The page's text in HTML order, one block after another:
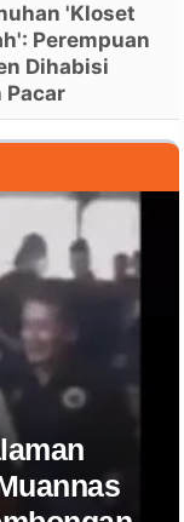
'Kloset
Perempuan
Dihabisi
Pacar